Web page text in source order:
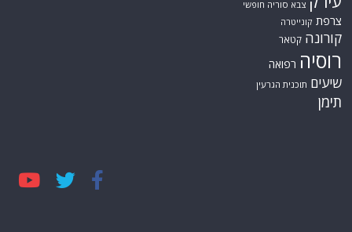
צבא סוריה חופשי
צרפת קונייטרה
קורונה קטאר
רוסיה רפואה
שיעים תוכנית הגרעין
תימן